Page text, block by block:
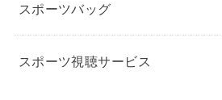
スポーツバッグ
スポーツ視聴サービス